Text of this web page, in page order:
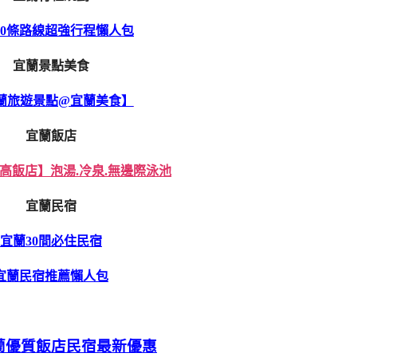
條路線超強行程懶人包
宜蘭景點美食
旅遊景點@宜蘭美食】
宜蘭飯店
飯店】泡湯.冷泉.無邊際泳池
宜蘭民宿
宜蘭30間必住民宿
蘭民宿推薦懶人包
優質飯店民宿最新優惠